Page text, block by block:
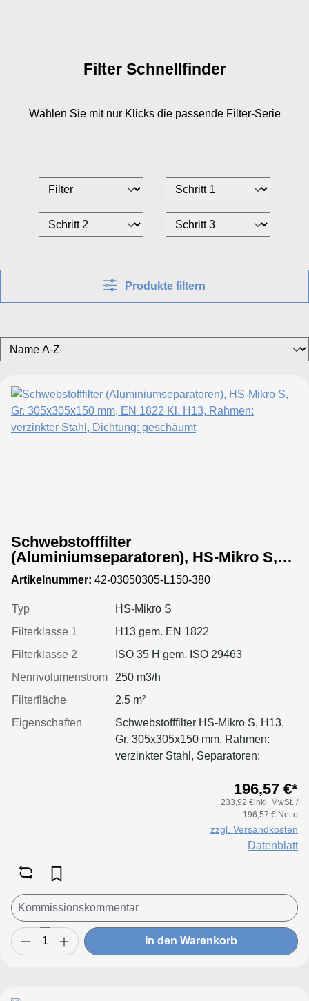
Filter Schnellfinder
Wählen Sie mit nur Klicks die passende Filter-Serie
Produkte filtern
Schwebstofffilter
(Aluminiumseparatoren), HS-Mikro S,
Gr. 305x305x150 mm, EN 1822 Kl. H13,
Rahmen: verzinkter Stahl, Dichtung:
geschäumt
Artikelnummer: 42-03050305-L150-380
Typ
HS-Mikro S
Filterklasse 1
H13 gem. EN 1822
Filterklasse 2
ISO 35 H gem. ISO 29463
Nennvolumenstrom
250 m3/h
Filterfläche
2.5 m²
Eigenschaften
Schwebstofffilter HS-Mikro S, H13,
Gr. 305x305x150 mm, Rahmen:
verzinkter Stahl, Separatoren:
196,57 €*
233,92 €inkl. MwSt. /
196,57 € Netto
zzgl. Versandkosten
Datenblatt
In den Warenkorb